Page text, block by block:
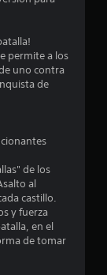
3
.
1
e
s
t
permite a los
uno contra
de
de los
al
castillo.
y fuerza
en el
de tomar